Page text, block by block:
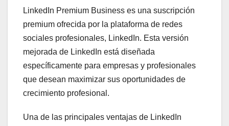
LinkedIn Premium Business es una suscripción
premium ofrecida por la plataforma de redes
sociales profesionales, LinkedIn. Esta versión
mejorada de LinkedIn está diseñada
específicamente para empresas y profesionales
que desean maximizar sus oportunidades de
crecimiento profesional.
Una de las principales ventajas de LinkedIn